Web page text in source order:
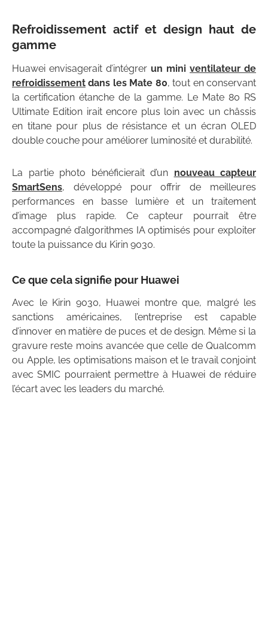
Refroidissement actif et design haut de
gamme
Huawei envisagerait d’intégrer un mini ventilateur de
refroidissement dans les Mate 80, tout en conservant
la certification étanche de la gamme. Le Mate 80 RS
Ultimate Edition irait encore plus loin avec un châssis
en titane pour plus de résistance et un écran OLED
double couche pour améliorer luminosité et durabilité.
La partie photo bénéficierait d’un nouveau capteur
SmartSens, développé pour offrir de meilleures
performances en basse lumière et un traitement
d’image plus rapide. Ce capteur pourrait être
accompagné d’algorithmes IA optimisés pour exploiter
toute la puissance du Kirin 9030.
Ce que cela signifie pour Huawei
Avec le Kirin 9030, Huawei montre que, malgré les
sanctions américaines, l’entreprise est capable
d’innover en matière de puces et de design. Même si la
gravure reste moins avancée que celle de Qualcomm
ou Apple, les optimisations maison et le travail conjoint
avec SMIC pourraient permettre à Huawei de réduire
l’écart avec les leaders du marché.